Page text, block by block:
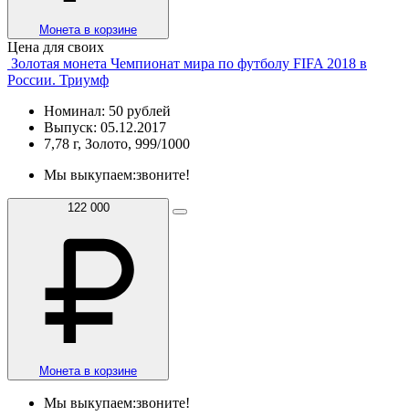
Монета в корзине
Цена для своих
Золотая монета Чемпионат мира по футболу FIFA 2018 в
России. Триумф
Номинал: 50 рублей
Выпуск: 05.12.2017
7,78 г, Золото, 999/1000
Мы выкупаем:звоните!
122 000
Монета в корзине
Мы выкупаем:звоните!